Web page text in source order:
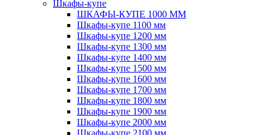
Шкафы-купе
ШКАФЫ-КУПЕ 1000 ММ
Шкафы-купе 1100 мм
Шкафы-купе 1200 мм
Шкафы-купе 1300 мм
Шкафы-купе 1400 мм
Шкафы-купе 1500 мм
Шкафы-купе 1600 мм
Шкафы-купе 1700 мм
Шкафы-купе 1800 мм
Шкафы-купе 1900 мм
Шкафы-купе 2000 мм
Шкафы-купе 2100 мм